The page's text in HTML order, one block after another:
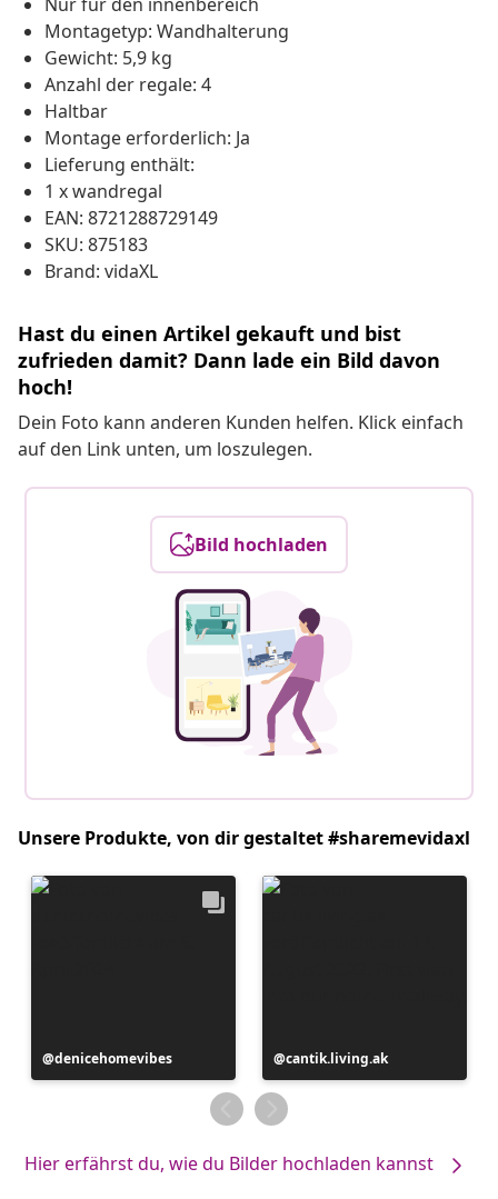
Montagetyp: Wandhalterung
Gewicht: 5,9 kg
Anzahl der regale: 4
Haltbar
Montage erforderlich: Ja
Lieferung enthält:
1 x wandregal
EAN: 8721288729149
SKU: 875183
Brand: vidaXL
Hast du einen Artikel gekauft und bist
zufrieden damit? Dann lade ein Bild davon
hoch!
Dein Foto kann anderen Kunden helfen. Klick einfach
auf den Link unten, um loszulegen.
Bild hochladen
Unsere Produkte, von dir gestaltet #sharemevidaxl
Beitrag
veröffentlicht
denicehomevibes
Beitrag
veröffentlicht
von
cantik.living.ak
Hier erfährst du, wie du Bilder hochladen kannst